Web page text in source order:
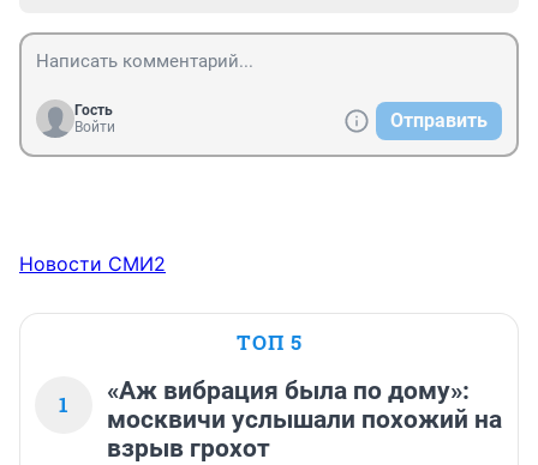
Гость
Войти
Отправить
Новости СМИ2
ТОП 5
1
«Аж вибрация была по дому»:
москвичи услышали похожий на
взрыв грохот